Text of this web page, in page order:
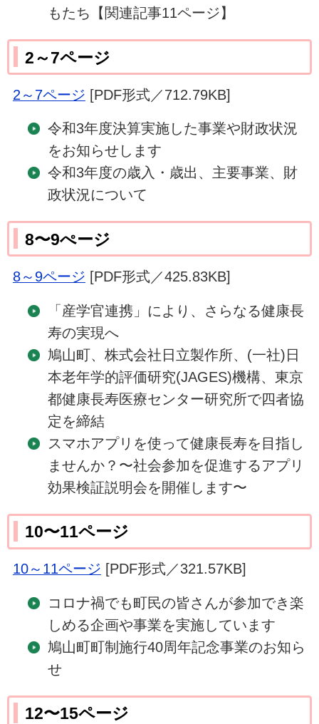
もたち【関連記事11ページ】
2～7ページ
2～7ページ [PDF形式／712.79KB]
令和3年度決算実施した事業や財政状況
をお知らせします
令和3年度の歳入・歳出、主要事業、財
政状況について
8〜9ぺージ
8～9ページ [PDF形式／425.83KB]
「産学官連携」により、さらなる健康長
寿の実現へ
鳩山町、株式会社日立製作所、(一社)日
本老年学的評価研究(JAGES)機構、東京
都健康長寿医療センター研究所で四者協
定を締結
スマホアプリを使って健康長寿を目指し
ませんか？〜社会参加を促進するアプリ
効果検証説明会を開催します〜
10〜11ページ
10～11ページ [PDF形式／321.57KB]
コロナ禍でも町民の皆さんが参加でき楽
しめる企画や事業を実施しています
鳩山町町制施行40周年記念事業のお知ら
せ
12〜15ページ